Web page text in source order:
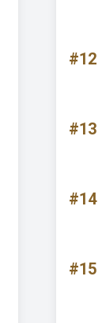
#12
#13
#14
#15